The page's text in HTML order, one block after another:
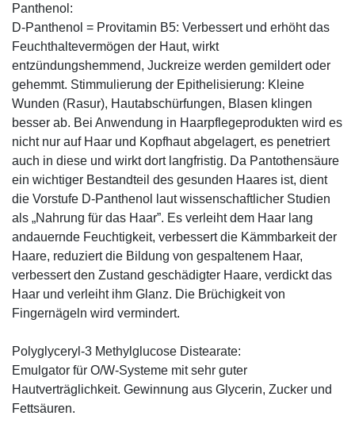
Panthenol:
D-Panthenol = Provitamin B5: Verbessert und erhöht das
Feuchthaltevermögen der Haut, wirkt
entzündungshemmend, Juckreize werden gemildert oder
gehemmt. Stimmulierung der Epithelisierung: Kleine
Wunden (Rasur), Hautabschürfungen, Blasen klingen
besser ab. Bei Anwendung in Haarpflegeprodukten wird es
nicht nur auf Haar und Kopfhaut abgelagert, es penetriert
auch in diese und wirkt dort langfristig. Da Pantothensäure
ein wichtiger Bestandteil des gesunden Haares ist, dient
die Vorstufe D-Panthenol laut wissenschaftlicher Studien
als „Nahrung für das Haar”. Es verleiht dem Haar lang
andauernde Feuchtigkeit, verbessert die Kämmbarkeit der
Haare, reduziert die Bildung von gespaltenem Haar,
verbessert den Zustand geschädigter Haare, verdickt das
Haar und verleiht ihm Glanz. Die Brüchigkeit von
Fingernägeln wird vermindert.
Polyglyceryl-3 Methylglucose Distearate:
Emulgator für O/W-Systeme mit sehr guter
Hautverträglichkeit. Gewinnung aus Glycerin, Zucker und
Fettsäuren.